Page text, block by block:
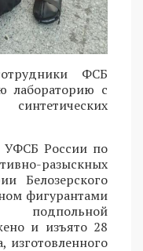
ФСБ
лабораторию с
УФСБ России по
разыскных
Белозерского
фигурантами
и изъято 28
изготовленного